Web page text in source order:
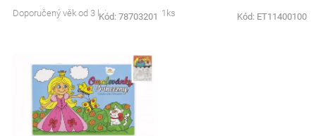
Doporučený věk od 3 letKód: 78703201 1ks Kód: ET11400100